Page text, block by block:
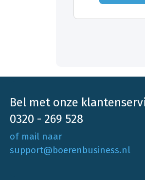
Bel met onze
0320 - 269 528
of mail naar
support@boerenbusiness.nl